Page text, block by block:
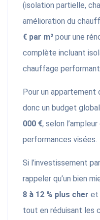
(isolation partielle,
amélioration du
€ par m² pour une
complète incluant
chauffage
Pour un appartement
donc un budget
000 €, selon
performances visées.
Si l’investissement
rappeler qu’un bien
8 à 12 % plus cher et
tout en réduisant les